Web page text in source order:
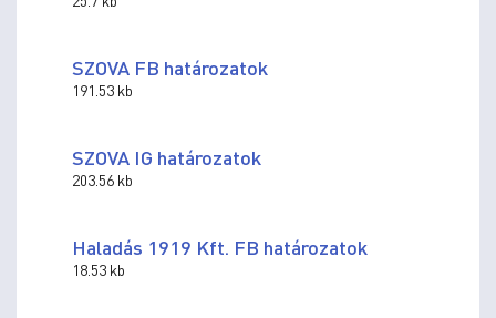
SZOVA FB határozatok
191.53 kb
SZOVA IG határozatok
203.56 kb
Haladás 1919 Kft. FB határozatok
18.53 kb